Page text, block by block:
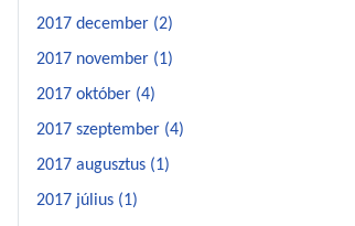
2017 december (2)
2017 november (1)
2017 október (4)
2017 szeptember (4)
2017 augusztus (1)
2017 július (1)